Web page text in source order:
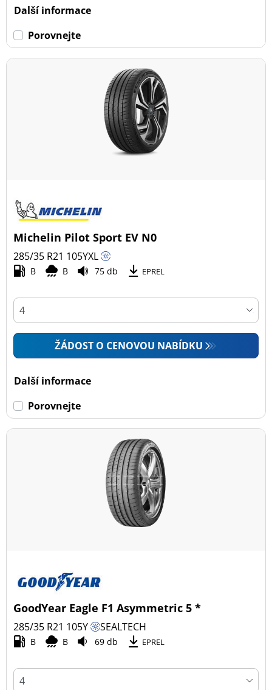
Další informace
Porovnejte
Michelin Pilot Sport EV N0
285/35 R21 105YXL
B B 75 db EPREL
ŽÁDOST O CENOVOU NABÍDKU
Další informace
Porovnejte
GoodYear Eagle F1 Asymmetric 5 *
285/35 R21 105Y SEALTECH
B B 69 db EPREL